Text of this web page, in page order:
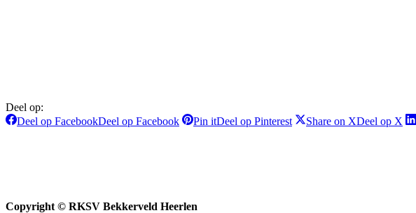
Deel op:
Deel op FacebookDeel op Facebook Pin itDeel op Pinterest Share on XDeel op X
Copyright © RKSV Bekkerveld Heerlen